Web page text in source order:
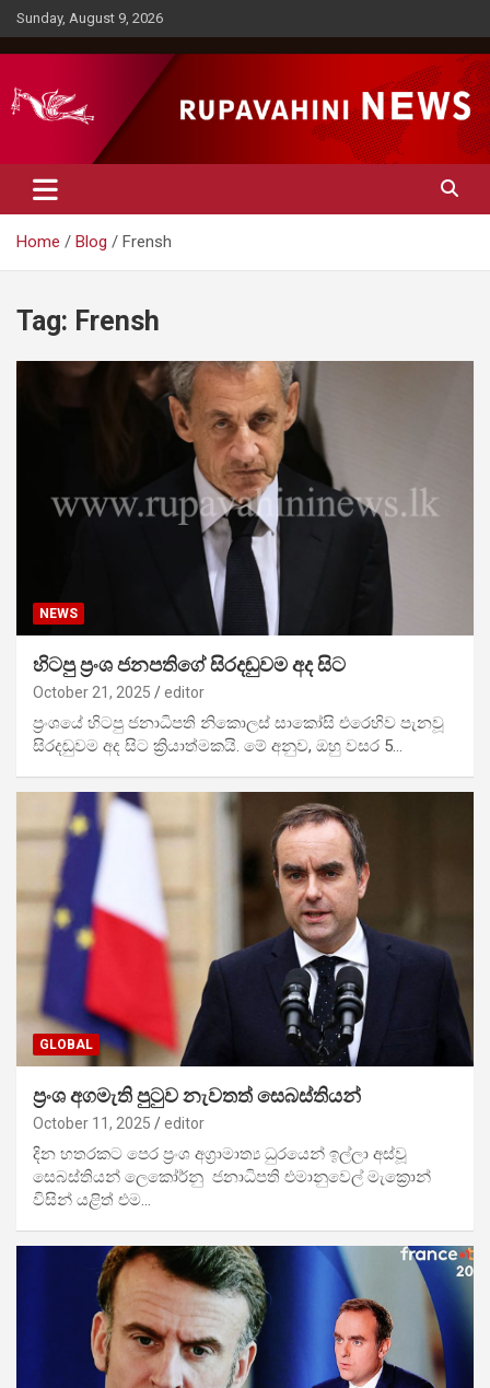
Skip
to
content
Sunday, August 9, 2026
Rupavahini News
Home Blog Frensh
Tag: Frensh
NEWS
හිටපු ප්‍රංශ ජනපතිගේ සිරදඬුවම අද සිට
October 21, 2025 editor
ප්‍රංශයේ හිටපු ජනාධිපති නිකො‍ලස් සාකෝසි එරෙහිව පැනවූ
සිරදඬුවම අද සිට ක්‍රියාත්මකයි. මේ අනුව, ඔහු වසර 5…
GLOBAL
ප්‍රංශ අගමැති පුටුව නැවතත් සෙබස්තියන්
October 11, 2025 editor
දින හතරකට පෙර ප්‍රංශ අග්‍රාමාත්‍ය ධුරයෙන් ඉල්ලා අස්වූ
සෙබස්තියන් ලෙකෝර්නු ජනාධිපති එමානුවෙල් මැක්‍රොන්
විසින් යළිත් එම…